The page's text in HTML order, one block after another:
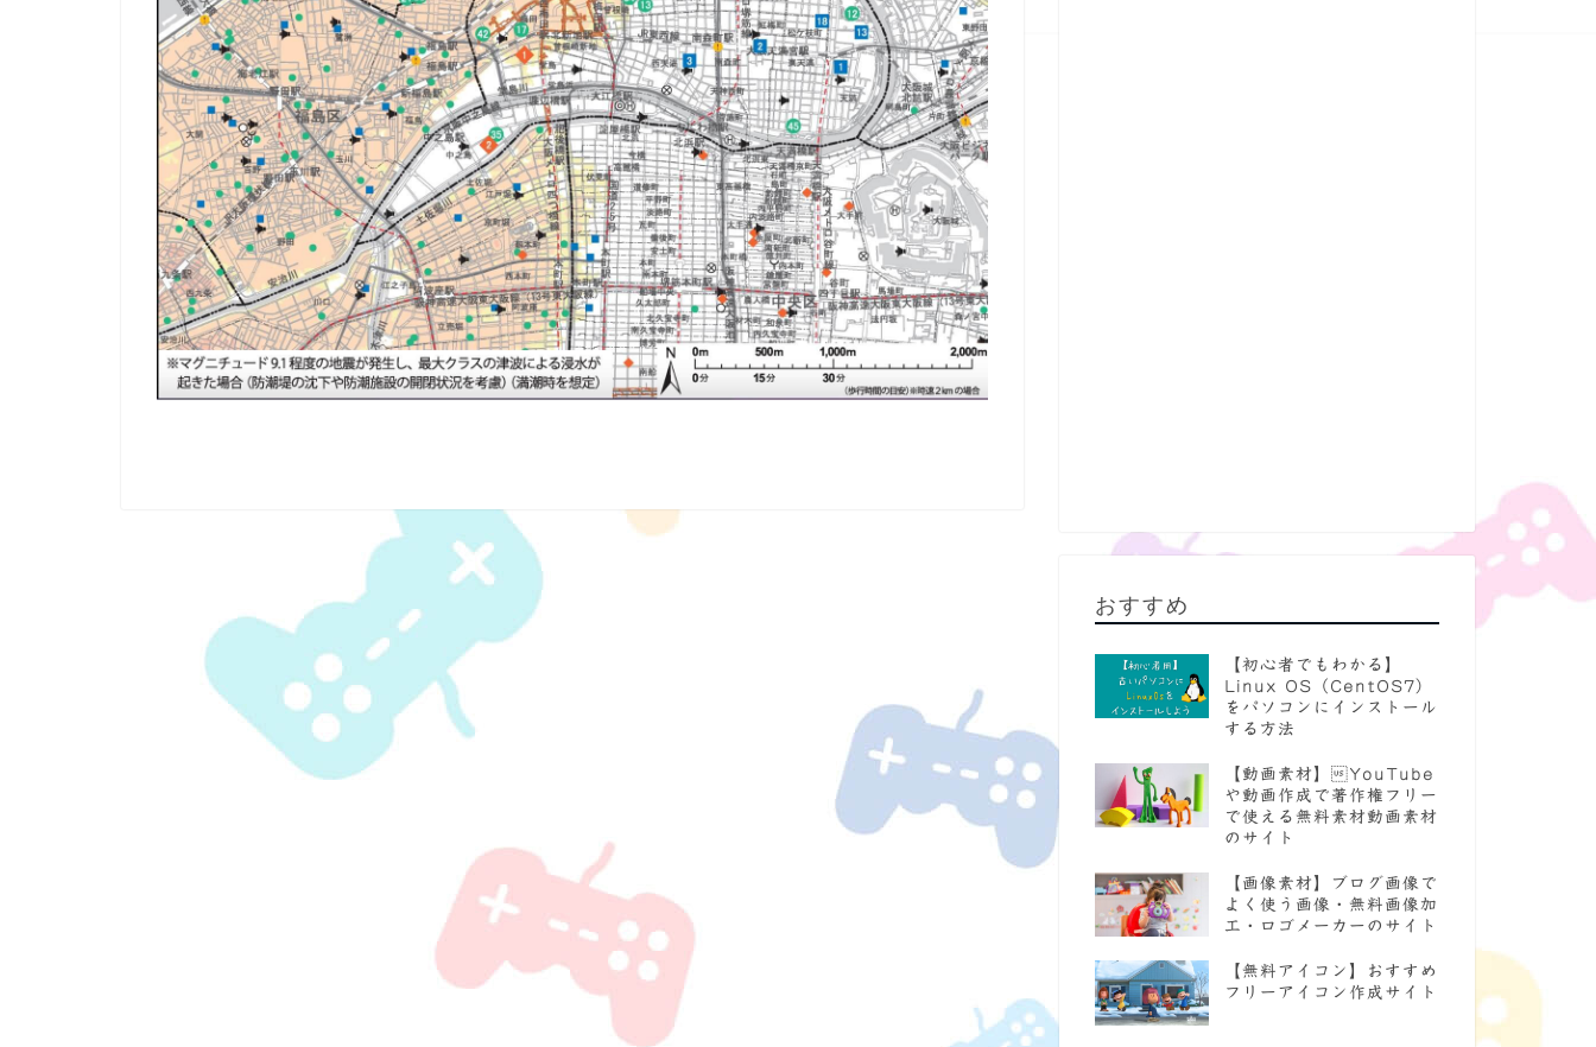
おすすめ
【初心者でもわかる】
Linux OS（CentOS7）
をパソコンにインストール
する方法
【動画素材】YouTube
や動画作成で著作権フリー
で使える無料素材動画素材
のサイト
【画像素材】ブログ画像で
よく使う画像・無料画像加
工・ロゴメーカーのサイト
【無料アイコン】おすすめ
フリーアイコン作成サイト